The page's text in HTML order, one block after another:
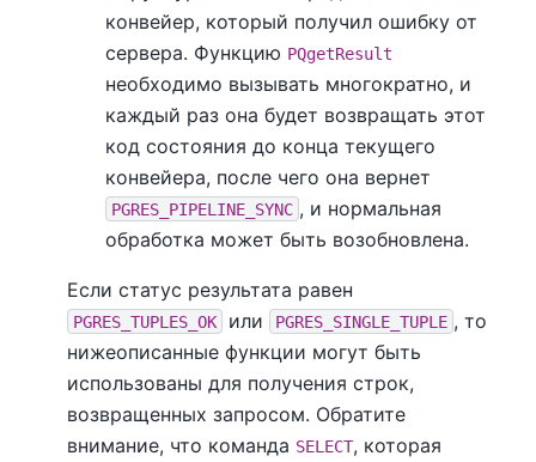
конвейер, который получил ошибку от
сервера. Функцию PQgetResult
необходимо вызывать многократно, и
каждый раз она будет возвращать этот
код состояния до конца текущего
конвейера, после чего она вернет
PGRES_PIPELINE_SYNC , и нормальная
обработка может быть возобновлена.
Если статус результата равен
PGRES_TUPLES_OK или PGRES_SINGLE_TUPLE , то
нижеописанные функции могут быть
использованы для получения строк,
возвращенных запросом. Обратите
внимание, что команда SELECT, которая